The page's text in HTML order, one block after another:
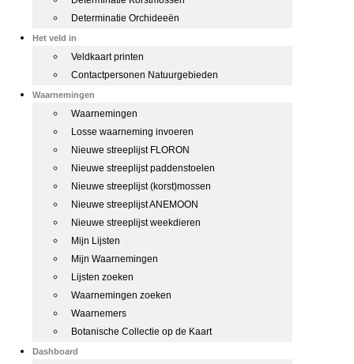
Determinatie Orchideeën
Het veld in
Veldkaart printen
Contactpersonen Natuurgebieden
Waarnemingen
Waarnemingen
Losse waarneming invoeren
Nieuwe streeplijst FLORON
Nieuwe streeplijst paddenstoelen
Nieuwe streeplijst (korst)mossen
Nieuwe streeplijst ANEMOON
Nieuwe streeplijst weekdieren
Mijn Lijsten
Mijn Waarnemingen
Lijsten zoeken
Waarnemingen zoeken
Waarnemers
Botanische Collectie op de Kaart
Dashboard